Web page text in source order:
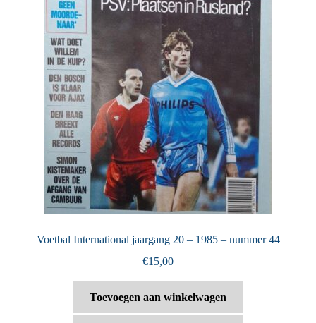
Voetbal International jaargang 20 – 1985 – nummer 44
€15,00
Toevoegen aan winkelwagen